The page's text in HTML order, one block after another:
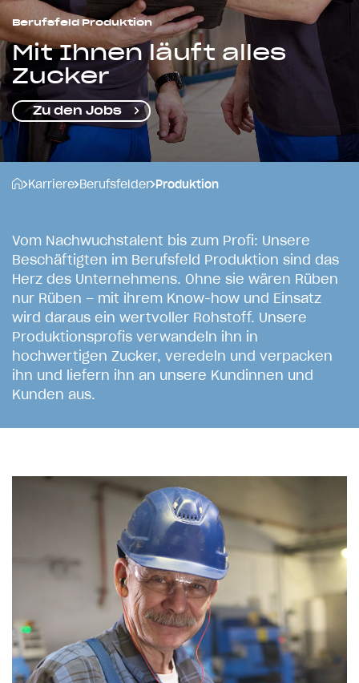
Berufsfeld Produktion
Mit Ihnen läuft alles
Zucker
Zu den Jobs
Karriere Berufsfelder Produktion
Vom Nachwuchstalent bis zum Profi: Unsere
Beschäftigten im Berufsfeld Produktion sind das
Herz des Unternehmens. Ohne sie wären Rüben
nur Rüben – mit ihrem Know-how und Einsatz
wird daraus ein wertvoller Rohstoff. Unsere
Produktionsprofis verwandeln ihn in
hochwertigen Zucker, veredeln und verpacken
ihn und liefern ihn an unsere Kundinnen und
Kunden aus.